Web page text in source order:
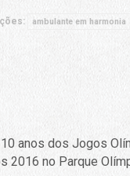
ambulante em harmonia
anos dos Jogos
2016 no Parque